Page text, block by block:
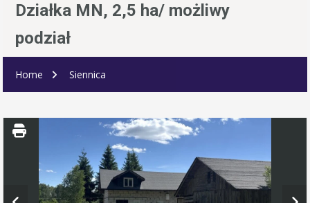
Działka MN, 2,5 ha/ możliwy
podział
Home Siennica